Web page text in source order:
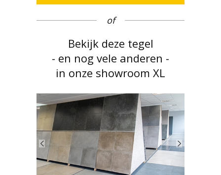
of
Bekijk deze tegel
- en nog vele anderen -
in onze showroom XL